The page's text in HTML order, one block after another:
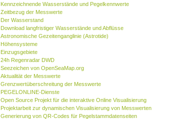
Kennzeichnende Wasserstände und Pegelkennwerte
Zeitbezug der Messwerte
Der Wasserstand
Download langfristiger Wasserstände und Abflüsse
Astronomische Gezeitenganglinie (Astrotide)
Höhensysteme
Einzugsgebiete
24h Regenradar DWD
Seezeichen von OpenSeaMap.org
Aktualität der Messwerte
Grenzwertüberschreitung der Messwerte
PEGELONLINE-Dienste
Open Source Projekt für die interaktive Online Visualisierung
Projektarbeit zur dynamischen Visualisierung von Messwerten
Generierung von QR-Codes für Pegelstammdatenseiten